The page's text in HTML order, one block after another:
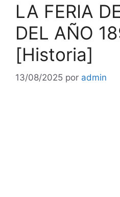
LA FERIA
DEL AÑO
[Historia]
13/08/2025 por admin